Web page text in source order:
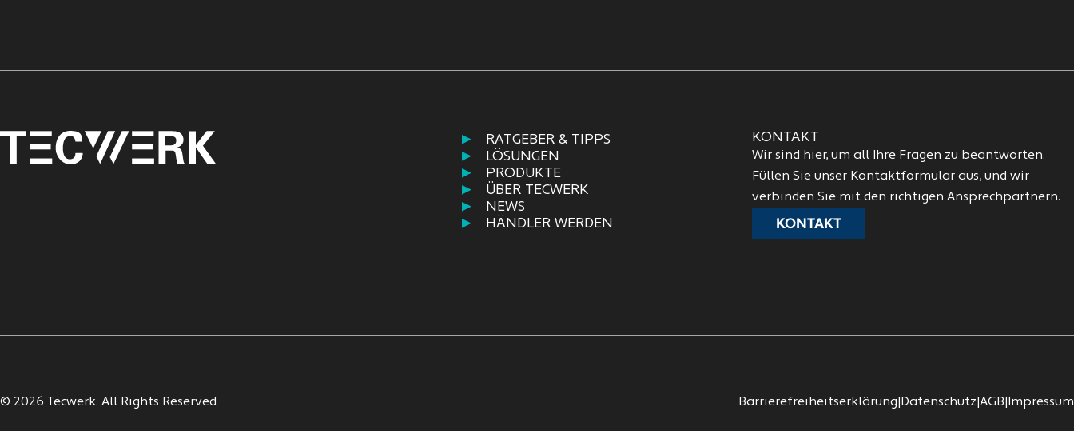
RATGEBER & TIPPS
LÖSUNGEN
PRODUKTE
ÜBER TECWERK
NEWS
HÄNDLER WERDEN
KONTAKT
Wir sind hier, um all Ihre Fragen zu beantworten.
Füllen Sie unser Kontaktformular aus, und wir
verbinden Sie mit den richtigen Ansprechpartnern.
KONTAKT
Barrierefreiheitserklärung Datenschutz AGB Impressum
© 2026 Tecwerk. All Rights Reserved